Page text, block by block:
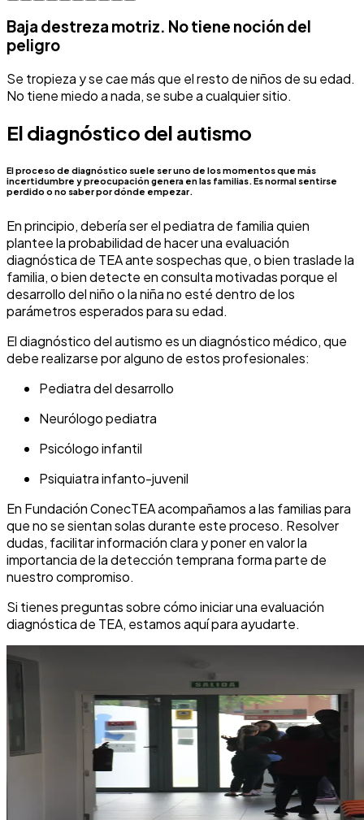
Baja destreza motriz. No tiene noción del
peligro
Se tropieza y se cae más que el resto de niños de su edad.
No tiene miedo a nada, se sube a cualquier sitio.
El diagnóstico del autismo
El proceso de diagnóstico suele ser uno de los momentos que más
incertidumbre y preocupación genera en las familias. Es normal sentirse
perdido o no saber por dónde empezar.
En principio, debería ser el pediatra de familia quien
plantee la probabilidad de hacer una evaluación
diagnóstica de TEA ante sospechas que, o bien traslade la
familia, o bien detecte en consulta motivadas porque el
desarrollo del niño o la niña no esté dentro de los
parámetros esperados para su edad.
El diagnóstico del autismo es un diagnóstico médico, que
debe realizarse por alguno de estos profesionales:
Pediatra del desarrollo
Neurólogo pediatra
Psicólogo infantil
Psiquiatra infanto-juvenil
En Fundación ConecTEA acompañamos a las familias para
que no se sientan solas durante este proceso. Resolver
dudas, facilitar información clara y poner en valor la
importancia de la detección temprana forma parte de
nuestro compromiso.
Si tienes preguntas sobre cómo iniciar una evaluación
diagnóstica de TEA, estamos aquí para ayudarte.